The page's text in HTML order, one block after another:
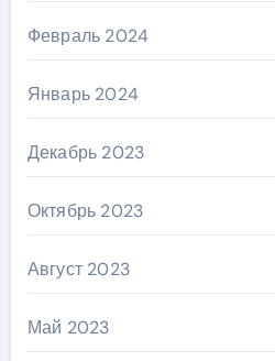
Февраль 2024
Январь 2024
Декабрь 2023
Октябрь 2023
Август 2023
Май 2023